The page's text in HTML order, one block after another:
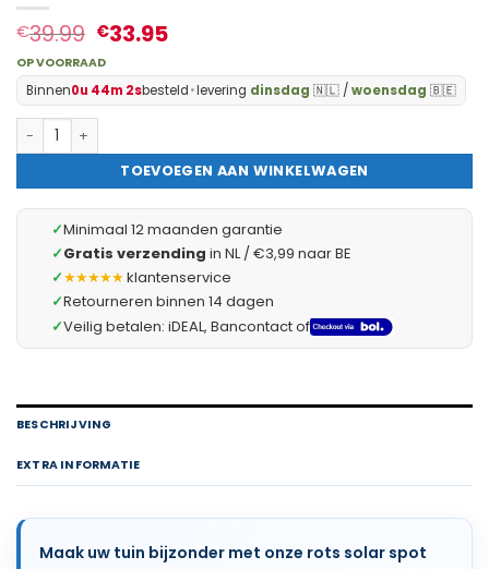
€39.99 €33.95
OP VOORRAAD
Binnen0u 44m 1sbesteld•levering dinsdag🇳🇱 /woensdag🇧🇪
Garden of Eden - Solar Steen Grondspot LED - XL -
TOEVOEGEN AAN WINKELWAGEN
✓Minimaal 12 maanden garantie
✓Gratis verzending in NL / €3,99 naar BE
✓★★★★★klantenservice
✓Retourneren binnen 14 dagen
✓Veilig betalen: iDEAL, Bancontact of
BESCHRIJVING
EXTRA INFORMATIE
Maak uw tuin bijzonder met onze rots solar spot